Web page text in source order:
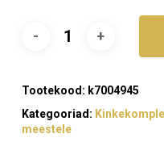
Tootekood: k7004945
Kategooriad:
meestele